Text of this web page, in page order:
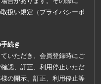
扱い規定（プライバシーポ
続き
いただき、会員登録時にご
認、訂正、利用停止いただ
の開示、訂正、利用停止等